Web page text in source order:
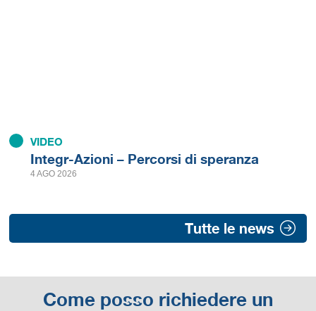
VIDEO
Integr-Azioni – Percorsi di speranza
4 AGO 2026
Tutte le news
Come posso richiedere un